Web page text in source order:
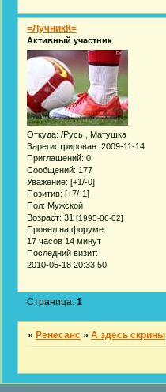
=ЛучникК=
Активный участник
Откуда: /Русь , Матушка
Зарегистрирован: 2009-11-14
Приглашений: 0
Сообщений: 177
Уважение: [+1/-0]
Позитив: [+7/-1]
Пол: Мужской
Возраст: 31 [1995-06-02]
Провел на форуме:
17 часов 14 минут
Последний визит:
2010-05-18 20:33:50
Страница:1
»Ренесанс »А здесь скрины